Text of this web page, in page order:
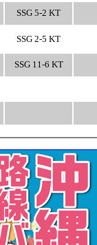
SSG 5-2 KT
SSG 2-5 KT
SSG 11-6 KT